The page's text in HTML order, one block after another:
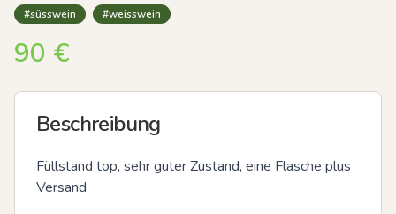
#süsswein #weisswein
90 €
Beschreibung
Füllstand top, sehr guter Zustand, eine Flasche plus
Versand